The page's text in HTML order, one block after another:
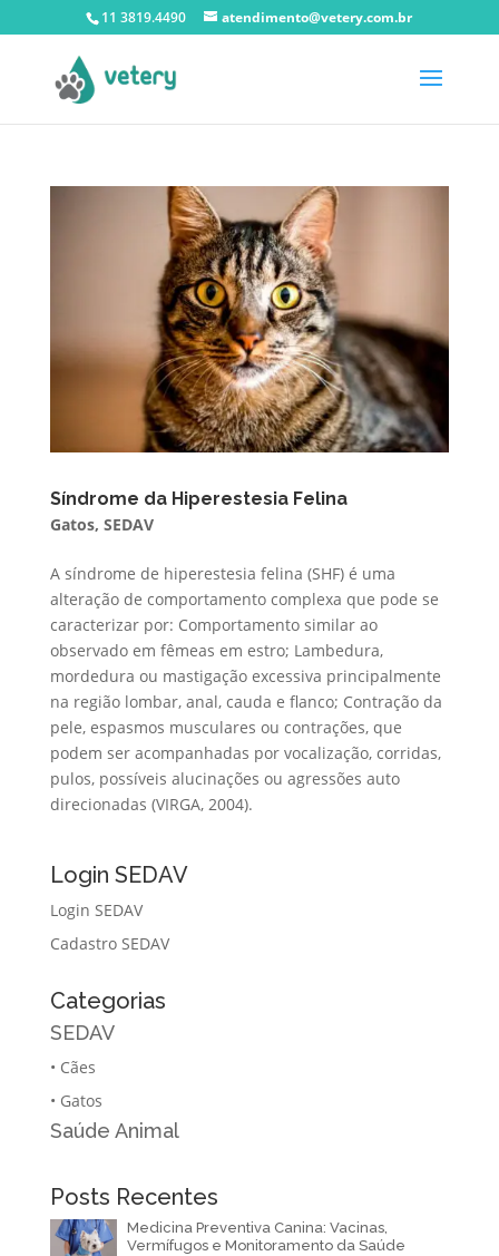
11 3819.4490 atendimento@vetery.com.br
Síndrome da Hiperestesia Felina
Gatos, SEDAV
A síndrome de hiperestesia felina (SHF) é uma
alteração de comportamento complexa que pode se
caracterizar por: Comportamento similar ao
observado em fêmeas em estro; Lambedura,
mordedura ou mastigação excessiva principalmente
na região lombar, anal, cauda e flanco; Contração da
pele, espasmos musculares ou contrações, que
podem ser acompanhadas por vocalização, corridas,
pulos, possíveis alucinações ou agressões auto
direcionadas (VIRGA, 2004).
Login SEDAV
Login SEDAV
Cadastro SEDAV
Categorias
SEDAV
• Cães
• Gatos
Saúde Animal
Posts Recentes
Medicina Preventiva Canina: Vacinas,
Vermífugos e Monitoramento da Saúde